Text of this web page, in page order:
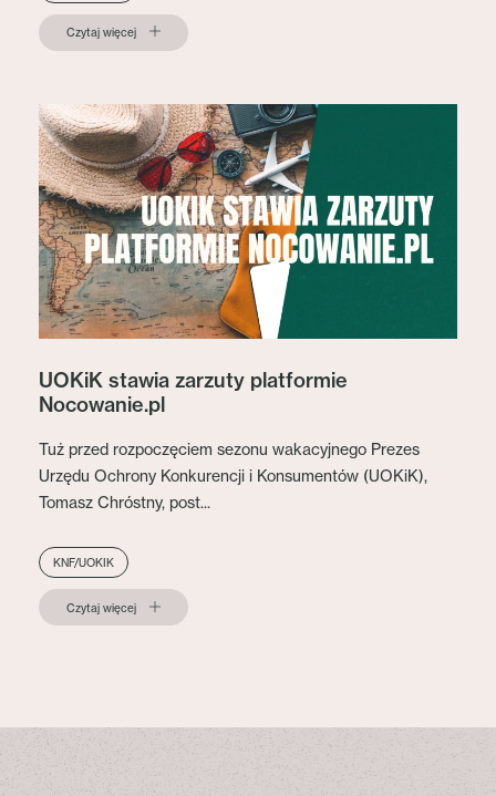
Czytaj więcej
UOKiK stawia zarzuty platformie
Nocowanie.pl
Tuż przed rozpoczęciem sezonu wakacyjnego Prezes
Urzędu Ochrony Konkurencji i Konsumentów (UOKiK),
Tomasz Chróstny, post...
KNF/UOKIK
Czytaj więcej